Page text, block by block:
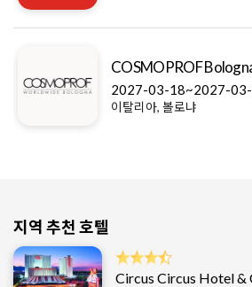
COSMOPROF
2027-03-18~2027-
이탈리아, 볼로냐
지역 추천 호텔
Circus Circus Hotel &